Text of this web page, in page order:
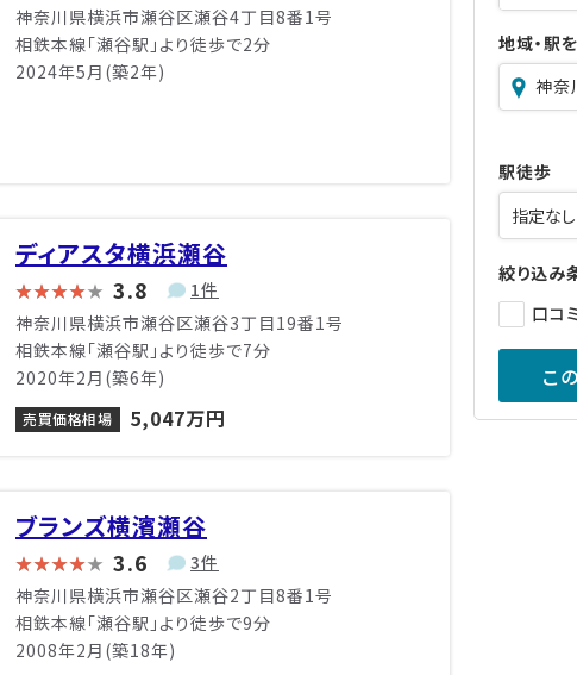
神奈川県横浜市瀬谷区瀬谷4丁目8番1号
相鉄本線「瀬谷駅」より徒歩で2分
2024年5月(築2年)
ディアスタ横浜瀬谷
3.8
1件
神奈川県横浜市瀬谷区瀬谷3丁目19番1号
相鉄本線「瀬谷駅」より徒歩で7分
2020年2月(築6年)
売買価格相場 5,047万円
ブランズ横濱瀬谷
3.6
3件
神奈川県横浜市瀬谷区瀬谷2丁目8番1号
相鉄本線「瀬谷駅」より徒歩で9分
2008年2月(築18年)
地域・駅
神奈
駅徒歩
絞り込み
口コ
こ